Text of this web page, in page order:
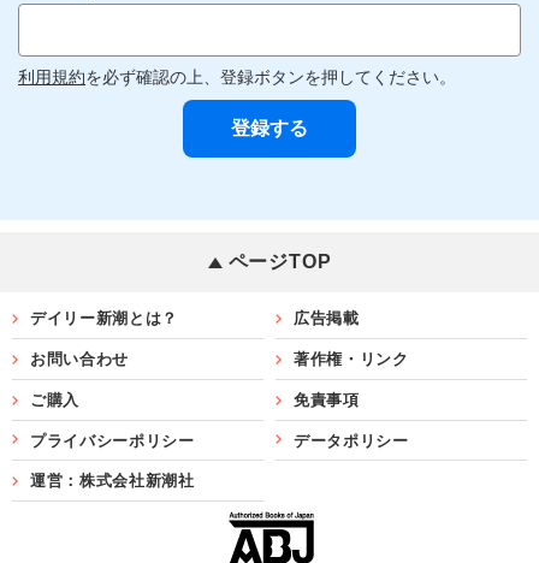
利用規約を必ず確認の上、登録ボタンを押してください。
ページTOP
デイリー新潮とは？ 広告掲載
お問い合わせ 著作権・リンク
ご購入 免責事項
プライバシーポリシー データポリシー
運営：株式会社新潮社